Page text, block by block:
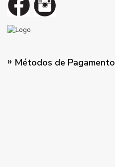
Métodos de Pagamento